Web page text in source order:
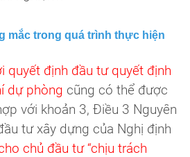
mắc trong quá trình thực hiện
quyết định đầu tư quyết định
dự phòng cũng có thể được
với khoản 3, Điều 3 Nguyên
tư xây dựng của Nghị định
chủ đầu tư “chịu trách